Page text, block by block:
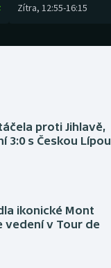
Zítra, 12:55-16:15
proti Jihlavě,
3:0 s Českou Lípou
ikonické Mont
vedení v Tour de